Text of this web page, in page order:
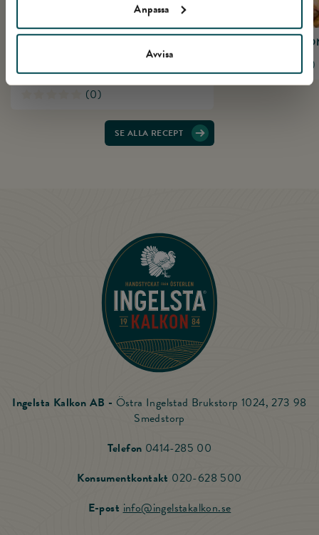
Anpassa
Avvisa
KRISPIG POTATISSALLAD MED DILL
OCH CITRON
(0)
FRASIGA
)
SE ALLA RECEPT
Till startsidan
Ingelsta Kalkon AB - Östra Ingelstad Brukstorp 1024, 273 98
Smedstorp
Telefon 0414-285 00
Konsumentkontakt 020-628 500
E-postinfo@ingelstakalkon.seSkicka mail till